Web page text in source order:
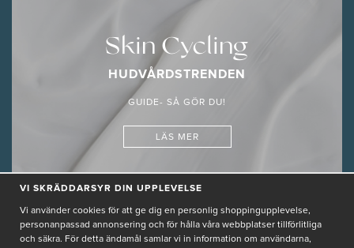
Skin Cycling
HUDVÅRDSTRENDEN
GUIDE- SÅ GÖR DU!
LÄS MER
GUIDER
VI SKRÄDDARSYR DIN UPPLEVELSE
Vi använder cookies för att ge dig en personlig shoppingupplevelse,
personanpassad annonsering och för hålla våra webbplatser tillförlitliga
och säkra. För detta ändamål samlar vi in information om användarna,